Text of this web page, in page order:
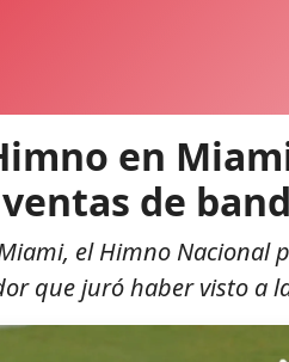
en
de
el Himno Nacional
que juró haber visto a